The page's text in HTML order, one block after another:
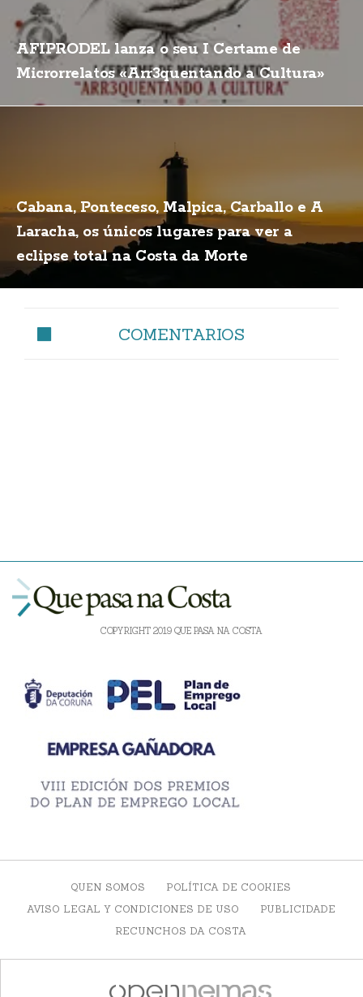
AFIPRODEL lanza o seu I Certame de
Microrrelatos «Arr3quentando a Cultura»
Cabana, Ponteceso, Malpica, Carballo e A
Laracha, os únicos lugares para ver a
eclipse total na Costa da Morte
COMENTARIOS
COPYRIGHT 2019 QUE PASA NA COSTA
QUEN SOMOS
POLÍTICA DE COOKIES
AVISO LEGAL Y CONDICIONES DE USO
PUBLICIDADE
RECUNCHOS DA COSTA